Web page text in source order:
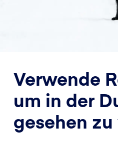
Verwende
um in der
gesehen